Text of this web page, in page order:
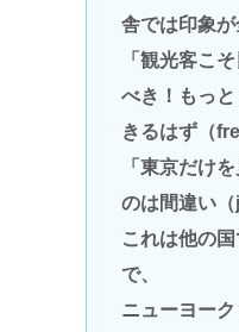
舎では印象が
「観光客こ
べき！もっ
きるはず（
「東京だけ
のは間違い
これは他の
で、
ニューヨーク